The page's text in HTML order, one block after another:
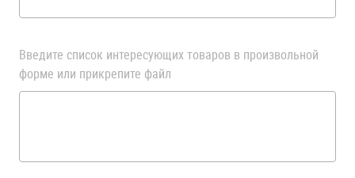
Шплинты
Введите список интересующих товаров в произвольной
форме или прикрепите файл